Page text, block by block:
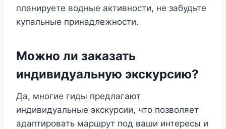
планируете водные активности, не забудьте
купальные принадлежности.
Можно ли заказать
индивидуальную экскурсию?
Да, многие гиды предлагают
индивидуальные экскурсии, что позволяет
адаптировать маршрут под ваши интересы и